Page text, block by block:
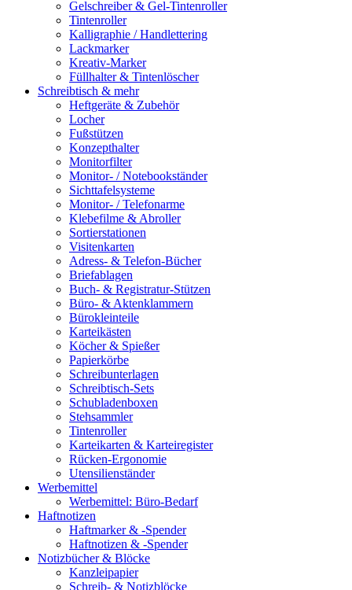
Gelschreiber & Gel-Tintenroller
Tintenroller
Kalligraphie / Handlettering
Lackmarker
Kreativ-Marker
Füllhalter & Tintenlöscher
Schreibtisch & mehr
Heftgeräte & Zubehör
Locher
Fußstützen
Konzepthalter
Monitorfilter
Monitor- / Notebookständer
Sichttafelsysteme
Monitor- / Telefonarme
Klebefilme & Abroller
Sortierstationen
Visitenkarten
Adress- & Telefon-Bücher
Briefablagen
Buch- & Registratur-Stützen
Büro- & Aktenklammern
Bürokleinteile
Karteikästen
Köcher & Spießer
Papierkörbe
Schreibunterlagen
Schreibtisch-Sets
Schubladenboxen
Stehsammler
Tintenroller
Karteikarten & Karteiregister
Rücken-Ergonomie
Utensilienständer
Werbemittel
Werbemittel: Büro-Bedarf
Haftnotizen
Haftmarker & -Spender
Haftnotizen & -Spender
Notizbücher & Blöcke
Kanzleipapier
Schreib- & Notizblöcke